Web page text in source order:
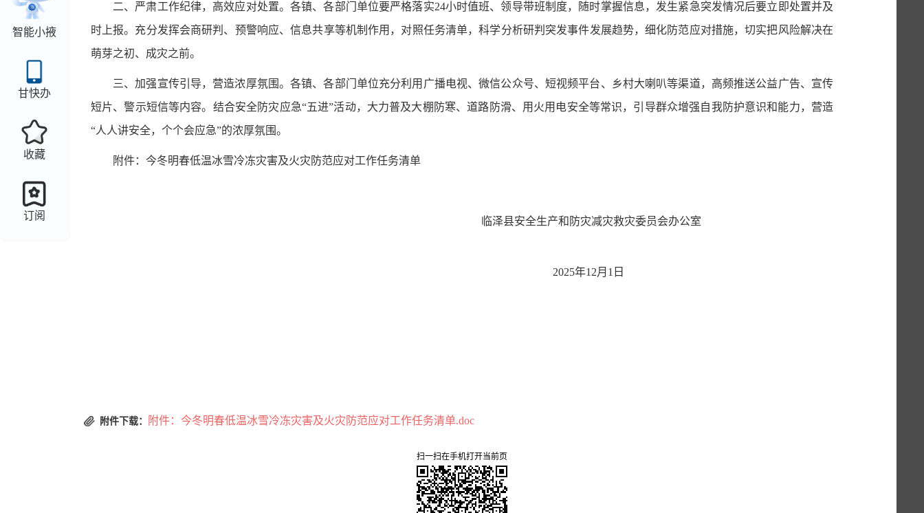
智能小掖
甘快办
收藏
订阅
二、严肃工作纪律，高效应对处置。 各镇、各部门单位要严格落实24小时值班、领导带班制度， 随时掌握信息，发生紧急突发情况后要立即处置并及
时上报。充分发挥会商研判、预警响应、信息共享等机制作用， 对照任务清单，科学分析研判 突发事件发展趋势，细化防范应对措施，切实把风险解决在
萌芽之初、成灾之前。
三、加强宣传引导，营造浓厚氛围。 各镇、各部门单位充分利用广播电视、微信公众号、短视频平台、乡村大喇叭等渠道，高频推送公益广告、宣传
短片、警示短信等内容。结合安全防灾应急“五进”活动，大力普及大棚防寒、道路防滑、用火用电安全等常识，引导群众增强自我防护意识和能力，营造
“人人讲安全，个个会应急”的浓厚氛围。
附件： 今冬明春低温冰雪冷冻灾害及火灾防范应对工作任务清单
临泽县安全生产和防灾减灾救灾委员会办公室
2025年12月 1日
附件下载： 附件：今冬明春低温冰雪冷冻灾害及火灾防范应对工作任务清单.doc
扫一扫在手机打开当前页